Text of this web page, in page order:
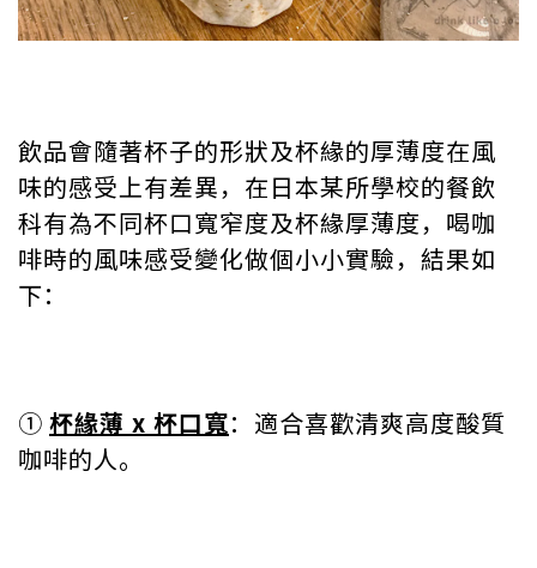
飲品會隨著杯子的形狀及杯緣的厚薄度在風
味的感受上有差異，在日本某所學校的餐飲
科有為不同杯口寬窄度及杯緣厚薄度，喝咖
啡時的風味感受變化做個小小實驗，結果如
下：
① 杯緣薄 x 杯口寬：適合喜歡清爽高度酸質
咖啡的人。